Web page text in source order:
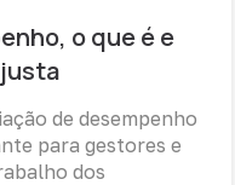
o que é e
de desempenho
para gestores e
dos